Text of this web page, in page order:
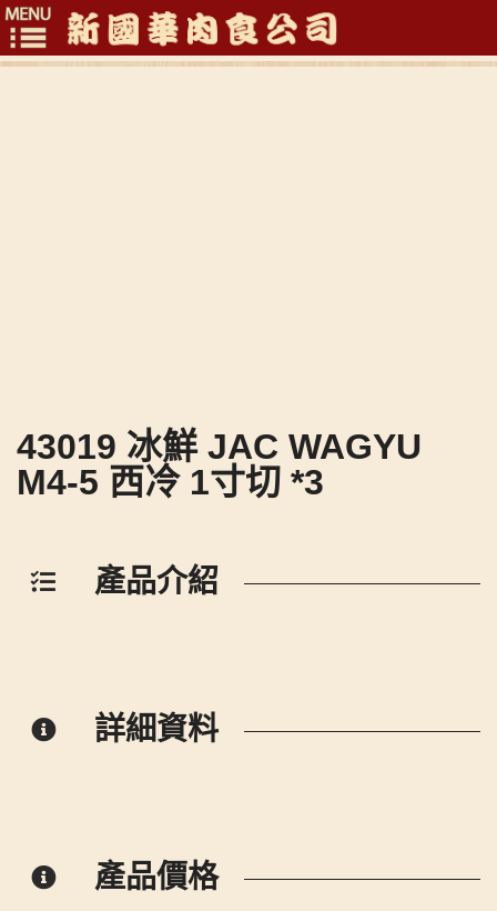
Toggle
43019 冰鮮 JAC WAGYU
M4-5 西冷 1寸切 *3
產品介紹
詳細資料
產品價格